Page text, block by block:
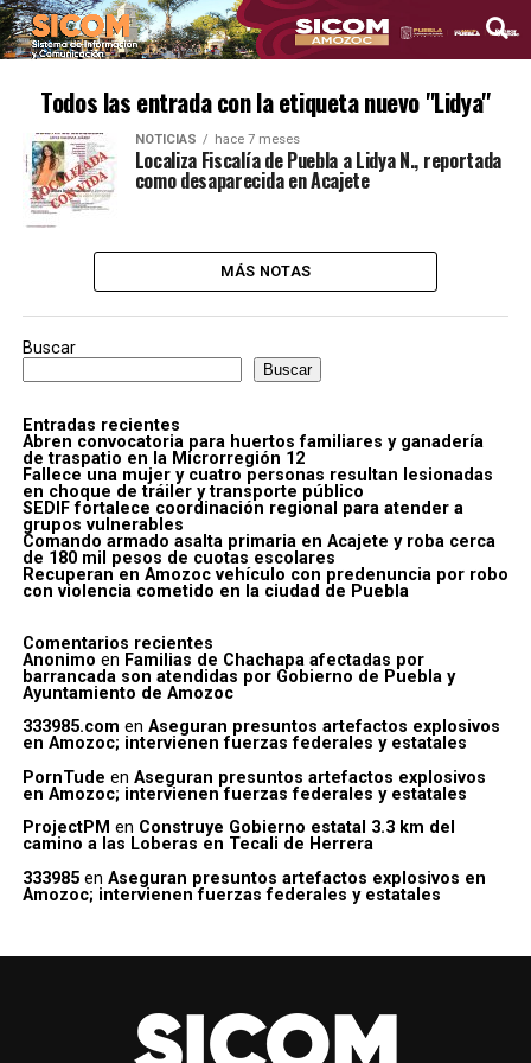
Todos las entrada con la etiqueta nuevo "Lidya"
NOTICIAS hace 7 meses
Localiza Fiscalía de Puebla a Lidya N., reportada
como desaparecida en Acajete
MÁS NOTAS
Buscar
Buscar
Entradas recientes
Abren convocatoria para huertos familiares y ganadería
de traspatio en la Microrregión 12
Fallece una mujer y cuatro personas resultan lesionadas
en choque de tráiler y transporte público
SEDIF fortalece coordinación regional para atender a
grupos vulnerables
Comando armado asalta primaria en Acajete y roba cerca
de 180 mil pesos de cuotas escolares
Recuperan en Amozoc vehículo con predenuncia por robo
con violencia cometido en la ciudad de Puebla
Comentarios recientes
Anonimo en Familias de Chachapa afectadas por
barrancada son atendidas por Gobierno de Puebla y
Ayuntamiento de Amozoc
333985.com en Aseguran presuntos artefactos explosivos
en Amozoc; intervienen fuerzas federales y estatales
PornTude en Aseguran presuntos artefactos explosivos
en Amozoc; intervienen fuerzas federales y estatales
ProjectPM en Construye Gobierno estatal 3.3 km del
camino a las Loberas en Tecali de Herrera
333985en Aseguran presuntos artefactos explosivos en
Amozoc; intervienen fuerzas federales y estatales